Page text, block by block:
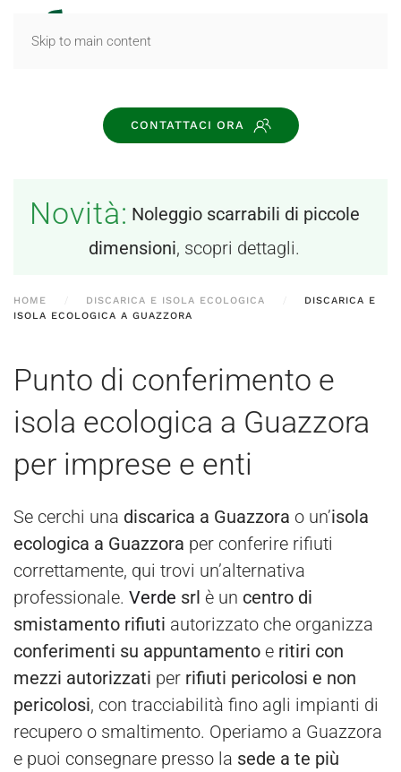
Skip to main content
CONTATTACI ORA
Novità: Noleggio scarrabili di piccole
dimensioni, scopri dettagli.
HOME DISCARICA E ISOLA ECOLOGICA
DISCARICA E
ISOLA ECOLOGICA A GUAZZORA
Punto di conferimento e
isola ecologica a Guazzora
per imprese e enti
Se cerchi una discarica a Guazzora o un’isola
ecologica a Guazzora per conferire rifiuti
correttamente, qui trovi un’alternativa
professionale. Verde srl è un centro di
smistamento rifiuti autorizzato che organizza
conferimenti su appuntamento e ritiri con
mezzi autorizzati per rifiuti pericolosi e non
pericolosi, con tracciabilità fino agli impianti di
recupero o smaltimento. Operiamo a Guazzora
e puoi consegnare presso la sede a te più